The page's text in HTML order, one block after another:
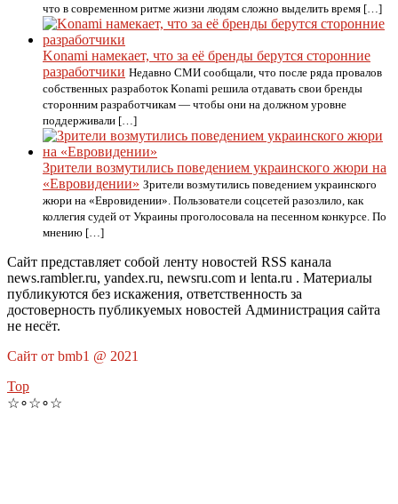
что в современном ритме жизни людям сложно выделить время […]
Konami намекает, что за её бренды берутся сторонние
разработчики Недавно СМИ сообщали, что после ряда провалов
собственных разработок Konami решила отдавать свои бренды
сторонним разработчикам — чтобы они на должном уровне
поддерживали […]
Зрители возмутились поведением украинского жюри на
«Евровидении» Зрители возмутились поведением украинского
жюри на «Евровидении». Пользователи соцсетей разозлило, как
коллегия судей от Украины проголосовала на песенном конкурсе. По
мнению […]
Сайт представляет собой ленту новостей RSS канала
news.rambler.ru, yandex.ru, newsru.com и lenta.ru . Материалы
публикуются без искажения, ответственность за
достоверность публикуемых новостей Администрация сайта
не несёт.
Сайт от bmb1 @ 2021
Top
☆∘☆∘☆